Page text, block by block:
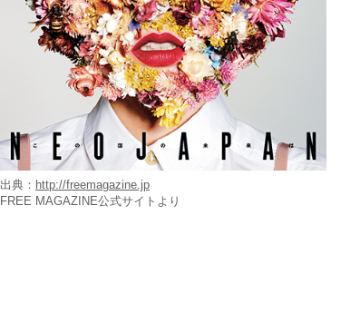
出典： http://freemagazine.jp
FREE MAGAZINE公式サイトより